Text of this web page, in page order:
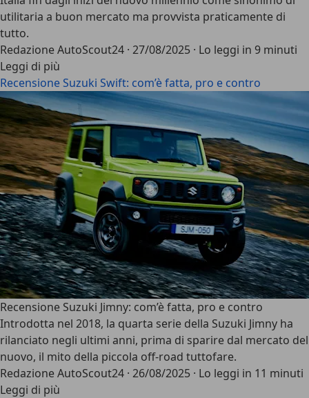
utilitaria a buon mercato ma provvista praticamente di
tutto.
Redazione AutoScout24 · 27/08/2025 · Lo leggi in 9 minuti
Leggi di più
Recensione Suzuki Swift: com’è fatta, pro e contro
Recensione Suzuki Jimny: com’è fatta, pro e contro
Introdotta nel 2018, la quarta serie della Suzuki Jimny ha
rilanciato negli ultimi anni, prima di sparire dal mercato del
nuovo, il mito della piccola off-road tuttofare.
Redazione AutoScout24 · 26/08/2025 · Lo leggi in 11 minuti
Leggi di più